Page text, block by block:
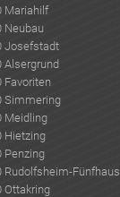
Mariahilf
Neubau
Josefstadt
Alsergrund
Favoriten
Simmering
Meidling
Hietzing
Penzing
Rudolfsheim-Fünfhaus
Ottakring